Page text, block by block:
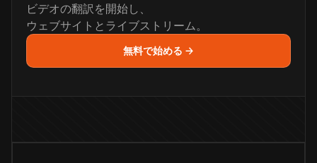
ビデオの翻訳を開始し、
ウェブサイトとライブストリーム。
無料で始める →